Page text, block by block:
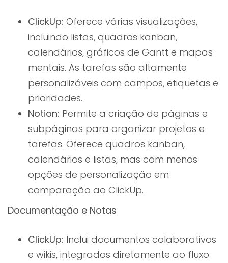
ClickUp: Oferece várias visualizações,
incluindo listas, quadros kanban,
calendários, gráficos de Gantt e mapas
mentais. As tarefas são altamente
personalizáveis com campos, etiquetas e
prioridades.
Notion: Permite a criação de páginas e
subpáginas para organizar projetos e
tarefas. Oferece quadros kanban,
calendários e listas, mas com menos
opções de personalização em
comparação ao ClickUp.
Documentação e Notas
ClickUp: Inclui documentos colaborativos
e wikis, integrados diretamente ao fluxo